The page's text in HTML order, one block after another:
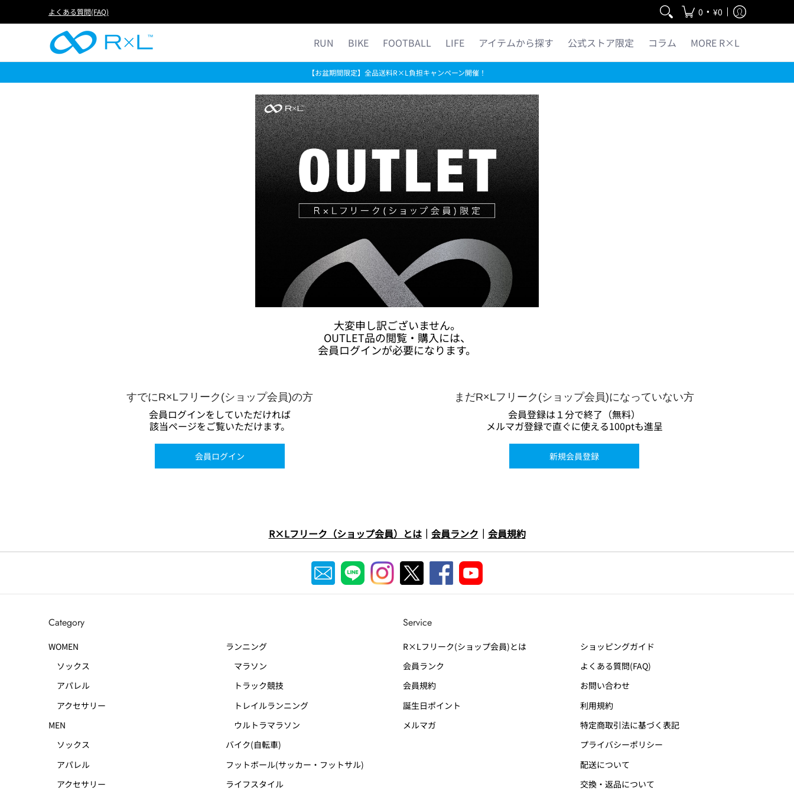
RUN BIKE
よくある質問(FAQ) 0 • ¥0
RUN BIKE FOOTBALL LIFE アイテムから探す 公式ストア限定 コラム MORE R×L
【お盆期間限定】全品送料R×L負担キャンペーン開催！
大変申し訳ございません。
OUTLET品の閲覧・購入には、
会員ログインが必要になります。
すでにR×Lフリーク(ショップ会員)の方
会員ログインをしていただければ
該当ページをご覧いただけます。
会員ログイン
まだR×Lフリーク(ショップ会員)になっていない方
会員登録は１分で終了（無料）
メルマガ登録で直ぐに使える100ptも進呈
新規会員登録
R×Lフリーク（ショップ会員）とは｜ 会員ランク ｜ 会員規約
Category
WOMEN
ソックス
アパレル
アクセサリー
MEN
ソックス
アパレル
アクセサリー
ランニング
マラソン
トラック競技
トレイルランニング
ウルトラマラソン
バイク(自転車)
フットボール(サッカー・フットサル)
ライフスタイル
Service
R×Lフリーク(ショップ会員)とは
会員ランク
会員規約
誕生日ポイント
メルマガ
ショッピングガイド
よくある質問(FAQ)
お問い合わせ
利用規約
特定商取引法に基づく表記
プライバシーポリシー
配送について
交換・返品について